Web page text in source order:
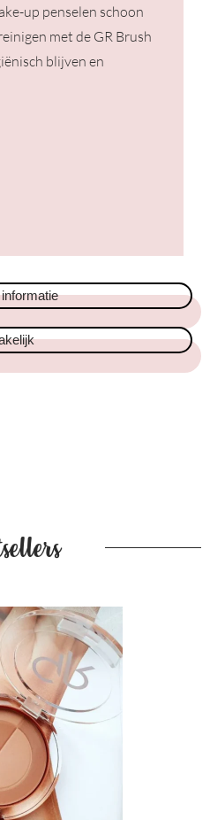
up penselen schoon
met de GR Brush
blijven en